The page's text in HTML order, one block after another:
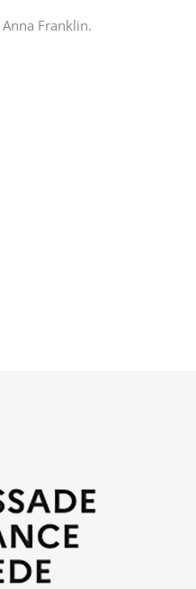
Anna Franklin.